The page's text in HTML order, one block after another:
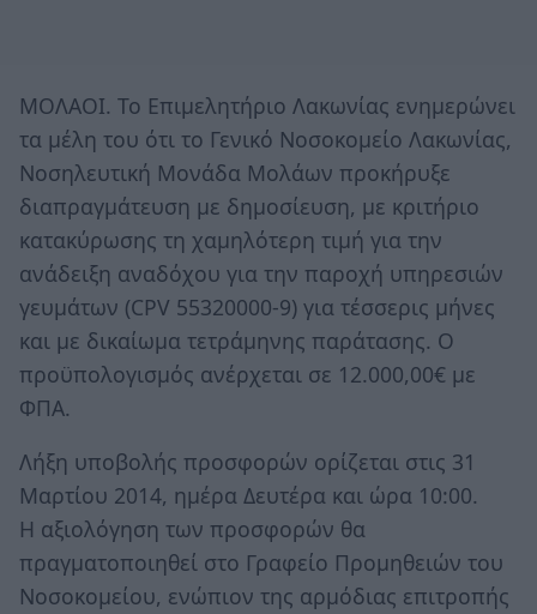
ΜΟΛΑΟΙ. Το Επιμελητήριο Λακωνίας ενημερώνει
τα μέλη του ότι το Γενικό Νοσοκομείο Λακωνίας,
Νοσηλευτική Μονάδα Μολάων προκήρυξε
διαπραγμάτευση με δημοσίευση, με κριτήριο
κατακύρωσης τη χαμηλότερη τιμή για την
ανάδειξη αναδόχου για την παροχή υπηρεσιών
γευμάτων (CPV 55320000-9) για τέσσερις μήνες
και με δικαίωμα τετράμηνης παράτασης. Ο
προϋπολογισμός ανέρχεται σε 12.000,00€ με
ΦΠΑ.
Λήξη υποβολής προσφορών ορίζεται στις 31
Μαρτίου 2014, ημέρα Δευτέρα και ώρα 10:00.
Η αξιολόγηση των προσφορών θα
πραγματοποιηθεί στο Γραφείο Προμηθειών του
Νοσοκομείου, ενώπιον της αρμόδιας επιτροπής